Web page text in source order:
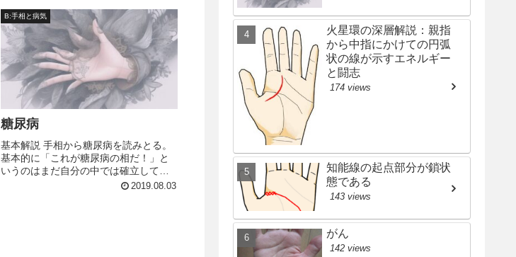
がある傾向にあります。
B:手相と病気
糖尿病
基本解説 手相から糖尿病を読みとる。
基本的に「これが糖尿病の相だ！」と
いうのはまだ自分の中では確立してい
ないので、これから随時研究していく
2019.08.03
火星環の深層解説：親指
から中指にかけての円弧
状の線が示すエネルギー
と闘志
174 views
知能線の起点部分が鎖状
態である
143 views
がん
142 views